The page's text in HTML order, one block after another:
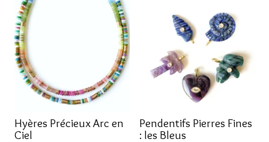
Hyères Précieux Arc en
Ciel
Pendentifs Pierres Fines
: les Bleus